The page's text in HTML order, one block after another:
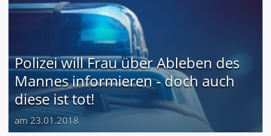
Polizei will Frau über Ableben des
Mannes informieren - doch auch
diese ist tot!
am 23.01.2018